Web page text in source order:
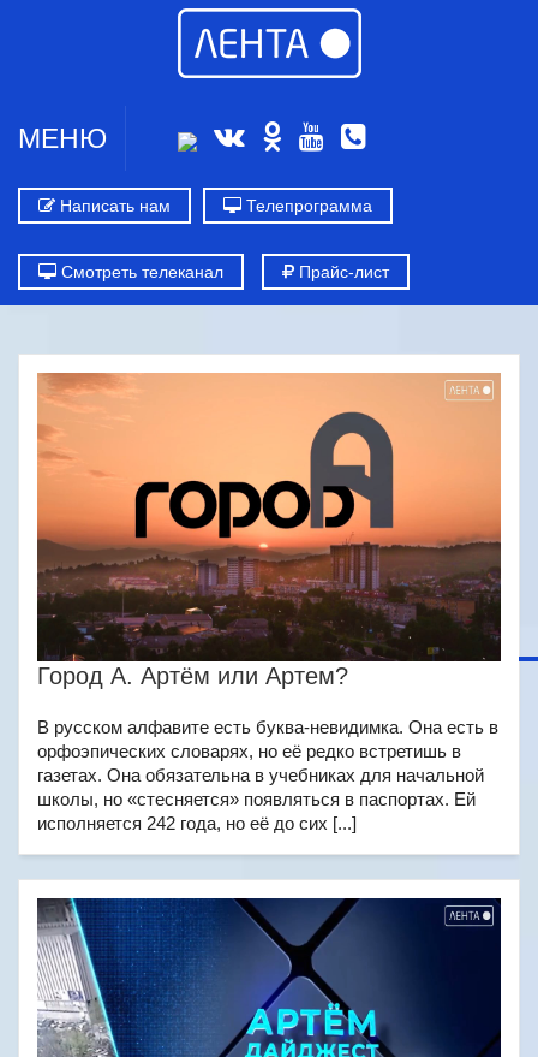
МЕНЮ
Написать нам Телепрограмма
Смотреть телеканал Прайс-лист
Город А. Артём или Артем?
В русском алфавите есть буква-невидимка. Она есть в
орфоэпических словарях, но её редко встретишь в
газетах. Она обязательна в учебниках для начальной
школы, но «стесняется» появляться в паспортах. Ей
исполняется 242 года, но её до сих [...]